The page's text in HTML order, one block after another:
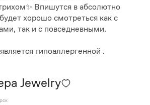
Впишутся в абсолютно
хорошо смотреться как с
так и с повседневными.
гипоаллергенной .
Jewelry